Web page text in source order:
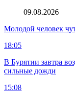
09.08.2026
Молодой человек
18:05
В Бурятии завтра
сильные дожди
15:08